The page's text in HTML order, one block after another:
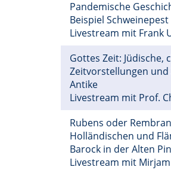
Pandemische
Beispiel Schweinepest
Livestream mit Frank
Gottes Zeit: Jüdische,
Zeitvorstellungen
Antike
Livestream mit Prof.
Rubens oder
Holländischen und
Barock in der Alten
Livestream mit